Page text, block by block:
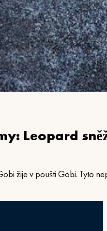
Leopard
žije v poušti Gobi. Tyto